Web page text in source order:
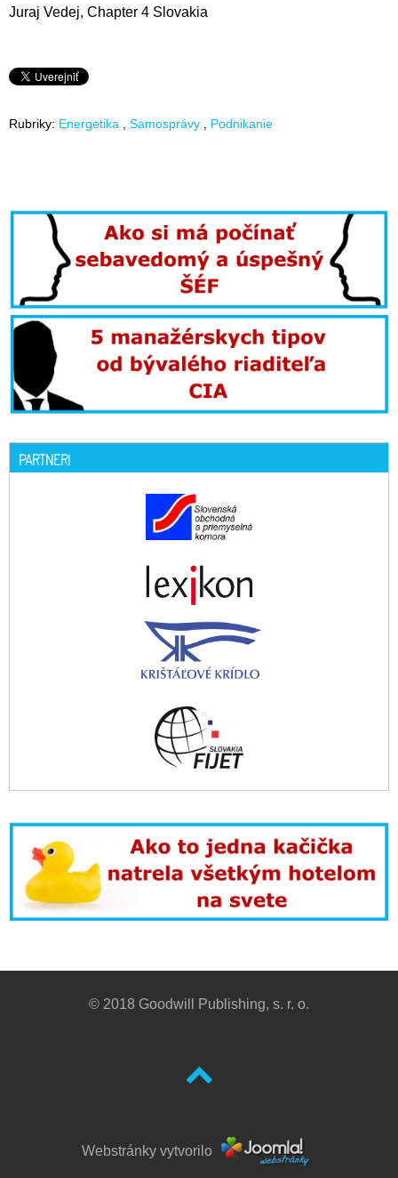
Juraj Vedej, Chapter 4 Slovakia
Rubriky: Energetika Samosprávy Podnikanie
PARTNERI
© 2018 Goodwill Publishing, s. r. o.
Webstránky vytvorilo